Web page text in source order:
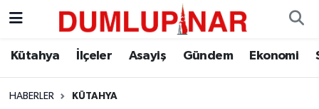
Kütahya İlçeler Asayiş Gündem Ekonomi
HABERLER KÜTAHYA
Asayiş
Diğer
Kütahya Hava Durumu
Kütahya Trafik Yoğunluk Haritası